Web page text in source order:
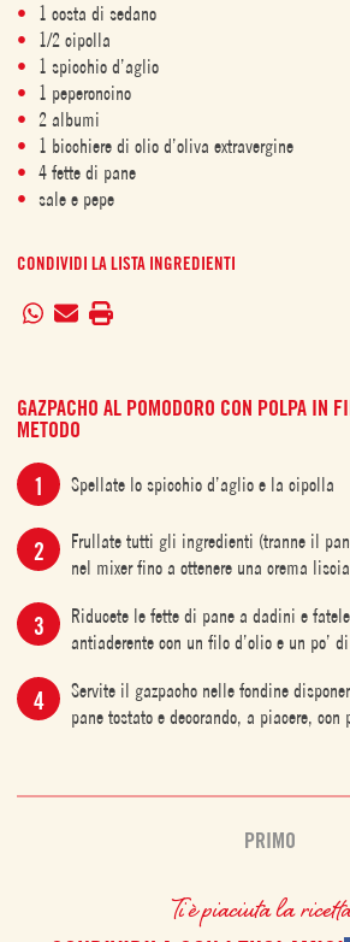
1 costa di sedano
1/2 cipolla
1 spicchio d’aglio
1 peperoncino
2 albumi
1 bicchiere di olio d’oliva extravergine
4 fette di pane
sale e pepe
CONDIVIDI LA LISTA INGREDIENTI
GAZPACHO AL POMODORO CON POLPA IN
METODO
Spellate lo spicchio d’aglio e la cipolla
Frullate tutti gli ingredienti (tranne il
nel mixer fino a ottenere una crema
Riducete le fette di pane a dadini e
antiaderente con un filo d’olio e un po’
Servite il gazpacho nelle fondine
pane tostato e decorando, a piacere, con
PRIMO
Ti è piaciuta la